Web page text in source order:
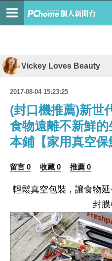
Vickey Loves Beauty
2017-08-04 15:23:25
(封口機推薦)新世
食物遠離不新鮮
本鋪【家用真空保
留言 0 收藏 0 推薦 0
輕鬆真空包裝，讓食物
封膜